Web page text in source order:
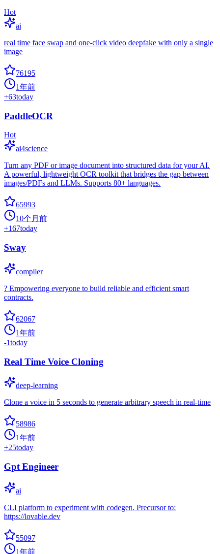
Hot
ai
real time face swap and one-click video deepfake with only a single
image
76195
1年前
+63today
PaddleOCR
Hot
ai4science
Turn any PDF or image document into structured data for your AI.
A powerful, lightweight OCR toolkit that bridges the gap between
images/PDFs and LLMs. Supports 80+ languages.
65993
10个月前
+167today
Sway
compiler
? Empowering everyone to build reliable and efficient smart
contracts.
62067
1年前
-1today
Real Time Voice Cloning
deep-learning
Clone a voice in 5 seconds to generate arbitrary speech in real-time
58986
1年前
+25today
Gpt Engineer
ai
CLI platform to experiment with codegen. Precursor to:
https://lovable.dev
55097
1年前